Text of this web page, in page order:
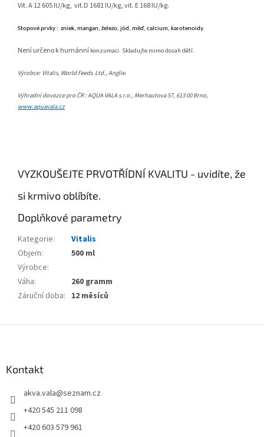
Vit. A 12 605 IU/kg, vit.D 1681 IU/kg, vit. E 168 IU/kg.
Stopové prvky : zniek, mangan, železo, jód, měď, calcium, karotenoidy.
Není určeno k humánní konzumaci. Skladujte mimo dosah dětí.
Výrobce: Vitalis, World Feeds Ltd., Anglie.
Výhradní dovozce pro ČR : AQUA VALA s.r.o., Merhautova 57, 613 00 Brno,
www.aquavala.cz
VYZKOUŠEJTE PRVOTŘÍDNÍ KVALITU - uvidíte, že
si krmivo oblíbíte.
Doplňkové parametry
Kategorie:
Vitalis
Objem:
500 ml
Výrobce:
Váha:
260 gramm
Záruční doba: 12 měsíců
Kontakt
akva.vala@seznam.cz
+420 545 211 098
+420 603 579 961